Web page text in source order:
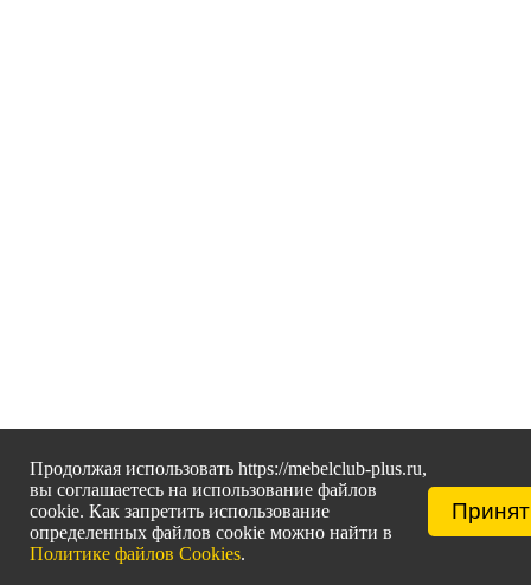
Продолжая использовать https://mebelclub-plus.ru,
вы соглашаетесь на использование файлов
cookie. Как запретить использование
определенных файлов cookie можно найти в
Политике файлов Cookies.